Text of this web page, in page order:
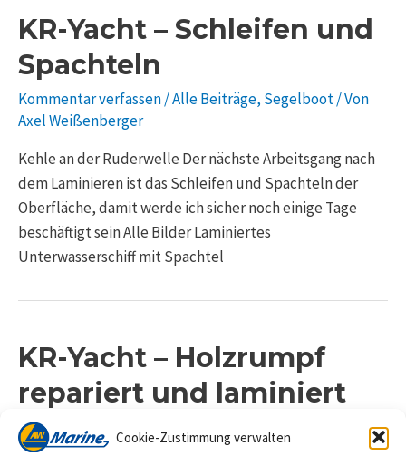
Cookie-Zustimmung verwalten
KR-Yacht – Schleifen und
Spachteln
Kommentar verfassen/Alle Beiträge, Segelboot/ Von
Axel Weißenberger
Kehle an der Ruderwelle Der nächste Arbeitsgang nach
dem Laminieren ist das Schleifen und Spachteln der
Oberfläche, damit werde ich sicher noch einige Tage
beschäftigt sein Alle Bilder Laminiertes
Unterwasserschiff mit Spachtel
KR-Yacht – Holzrumpf
repariert und laminiert
Kommentar verfassen
Axel Weißenberger